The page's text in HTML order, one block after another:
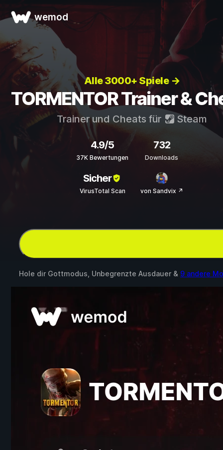
wemod
Alle 3000+ Spiele →
TORMENTOR Trainer &
Trainer und Cheats für Steam
4.9/5
37K Bewertungen
732
Downloads
Sicher
VirusTotal Scan von Sandvix ↗
Hole dir Gottmodus, Unbegrenzte Ausdauer & 9 andere